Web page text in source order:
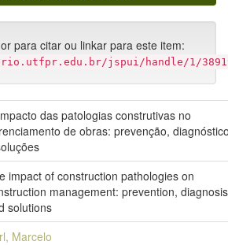
para citar ou linkar para este item:
jspui/handle/1/
das patologias construtivas no
de obras: prevenção,
impact of construction pathologies on
management: prevention, diagnosis
solutions
Marcelo